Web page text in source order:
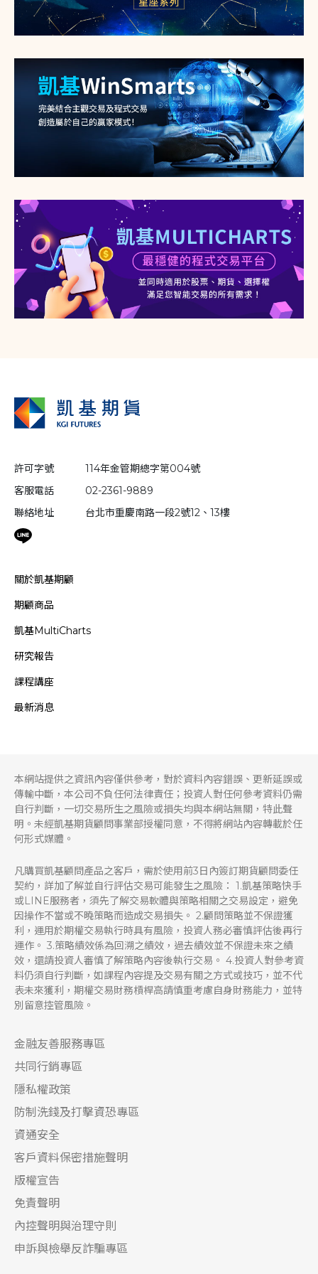
許可字號
114年金管期總字第004號
客服電話
02-2361-9889
聯絡地址
台北市重慶南路一段2號12、13樓
關於凱基期顧
期顧商品
凱基MultiCharts
研究報告
課程講座
最新消息
本網站提供之資訊內容僅供參考，對於資料內容錯誤、更新延誤或
傳輸中斷，本公司不負任何法律責任；投資人對任何參考資料仍需
自行判斷，一切交易所生之風險或損失均與本網站無關，特此聲
明。未經凱基期貨顧問事業部授權同意，不得將網站內容轉載於任
何形式媒體。
凡購買凱基顧問產品之客戶，需於使用前3日內簽訂期貨顧問委任
契約，詳加了解並自行評估交易可能發生之風險： 1.凱基策略快手
或LINE服務者，須先了解交易軟體與策略相關之交易設定，避免
因操作不當或不曉策略而造成交易損失。 2.顧問策略並不保證獲
利，運用於期權交易執行時具有風險，投資人務必審慎評估後再行
運作。 3.策略績效係為回溯之績效，過去績效並不保證未來之績
效，還請投資人審慎了解策略內容後執行交易。 4.投資人對參考資
料仍須自行判斷，如課程內容提及交易有關之方式或技巧，並不代
表未來獲利，期權交易財務槓桿高請慎重考慮自身財務能力，並特
別留意控管風險。
金融友善服務專區
共同行銷專區
隱私權政策
防制洗錢及打擊資恐專區
資通安全
客戶資料保密措施聲明
版權宣告
免責聲明
內控聲明與治理守則
申訴與檢舉反詐騙專區